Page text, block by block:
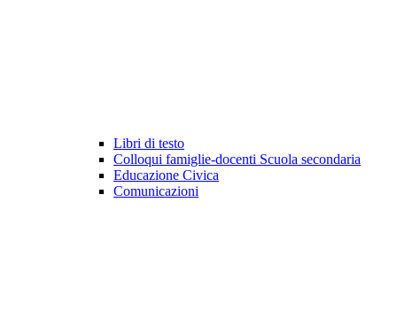
Libri di testo
Colloqui famiglie-docenti Scuola secondaria
Educazione Civica
Comunicazioni